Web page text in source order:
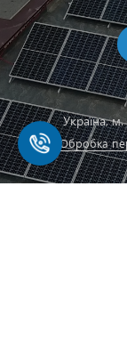
Українa,
Обробка